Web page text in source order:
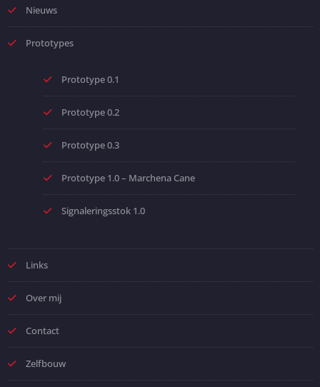
Nieuws
Prototypes
Prototype 0.1
Prototype 0.2
Prototype 0.3
Prototype 1.0 – Marchena Cane
Signaleringsstok 1.0
Links
Over mij
Contact
Zelfbouw